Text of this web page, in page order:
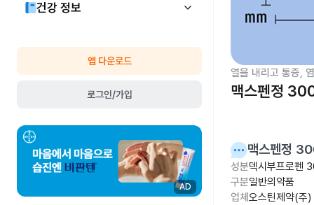
건강 정보
앱 다운로드
로그인/가입
AD
열을 내리고 통증,
맥스펜정
맥스펜정
성분덱시부프로펜
구분일반의약품
업체 오스틴제약(주)